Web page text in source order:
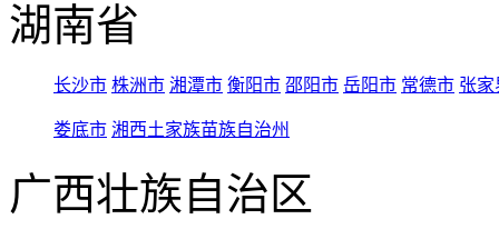
湖南省
长沙市 株洲市 湘潭市 衡阳市 邵阳市 岳阳市 常德市 张家
娄底市 湘西土家族苗族自治州
广西壮族自治区